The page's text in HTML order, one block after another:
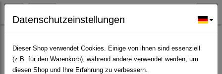
Würzpflanzen/Nutzpflanzen/Gründünger
Datenschutzeinstellungen
Dieser Shop verwendet Cookies. Einige von ihnen sind essenziell
(z.B. für den Warenkorb), während andere verwendet werden, um
diesen Shop und Ihre Erfahrung zu verbessern.